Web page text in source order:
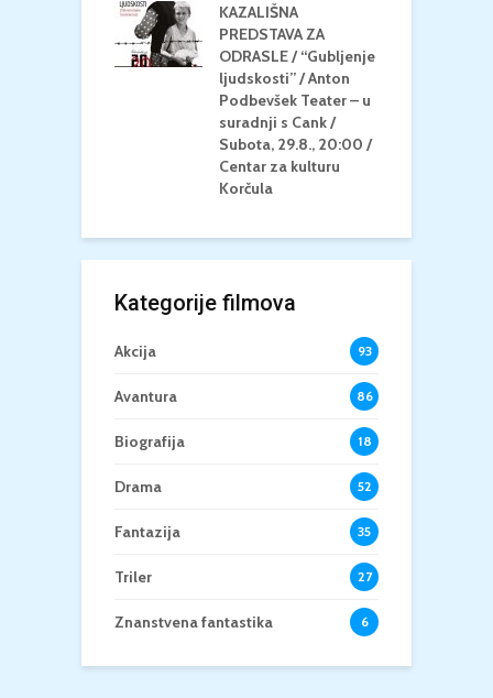
KAZALIŠNA
PREDSTAVA ZA
ODRASLE / “Gubljenje
ljudskosti” / Anton
Podbevšek Teater – u
suradnji s Cank /
Subota, 29.8., 20:00 /
Centar za kulturu
Korčula
Kategorije filmova
Akcija 93
Avantura 86
Biografija 18
Drama 52
Fantazija 35
Triler 27
Znanstvena fantastika 6